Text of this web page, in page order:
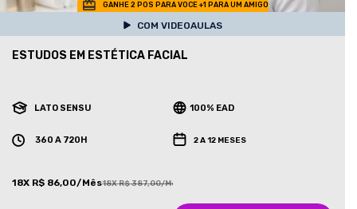
GANHE 2 POS PARA VOCE +1 PARA UM AMIGO
COM VIDEOAULAS
ESTUDOS EM ESTÉTICA FACIAL
LATO SENSU 100% EAD
360 A 720H 2 A 12 MESES
18X R$ 86,00/Mês18X R$ 387,00/Mês